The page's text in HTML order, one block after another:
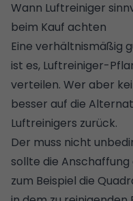
Wann Luftreiniger
beim Kauf achten
Eine verhältnismäßig
ist es, Luftreiniger-
verteilen. Wer aber
besser auf die
Luftreinigers zurück.
Der muss nicht
sollte die
zum Beispiel die